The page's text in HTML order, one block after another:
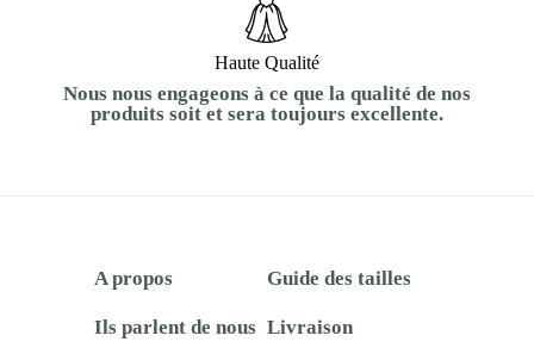
Haute Qualité
Nous nous engageons à ce que la qualité de nos
produits soit et sera toujours excellente.
A propos
Ils parlent de nous
Guide des tailles
Livraison